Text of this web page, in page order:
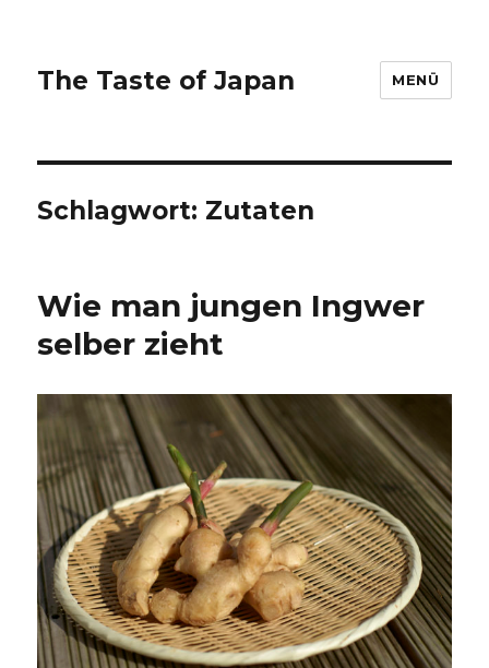
The Taste of Japan MENÜ
Schlagwort: Zutaten
Wie man jungen Ingwer
selber zieht